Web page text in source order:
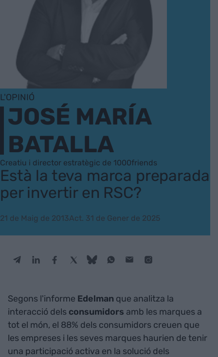
L'OPINIÓ
JOSÉ MARÍA
BATALLA
Creatiu i director estratègic de 1000friends
Està la teva marca preparada
per invertir en RSC?
21 de Maig de 2013Act. 31 de Gener de 2025
Segons l'informe Edelman que analitza la
interacció dels consumidors amb les marques a
tot el món, el 88% dels consumidors creuen que
les empreses i les seves marques haurien de tenir
una participació activa en la solució dels